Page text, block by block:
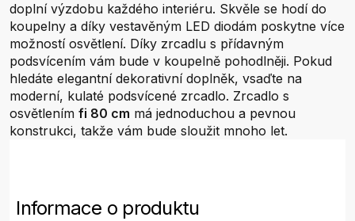
doplní výzdobu každého interiéru. Skvěle se hodí do
koupelny a díky vestavěným LED diodám poskytne více
možností osvětlení. Díky zrcadlu s přídavným
podsvícením vám bude v koupelně pohodlněji. Pokud
hledáte elegantní dekorativní doplněk, vsaďte na
moderní, kulaté podsvícené zrcadlo. Zrcadlo s
osvětlením fi 80 cm má jednoduchou a pevnou
konstrukci, takže vám bude sloužit mnoho let.
Informace o produktu